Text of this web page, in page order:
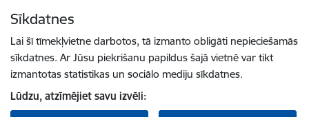
Sīkdatnes
Lai šī tīmekļvietne darbotos, tā izmanto obligāti nepieciešamās
sīkdatnes. Ar Jūsu piekrišanu papildus šajā vietnē var tikt
izmantotas statistikas un sociālo mediju sīkdatnes.
Lūdzu, atzīmējiet savu izvēli: